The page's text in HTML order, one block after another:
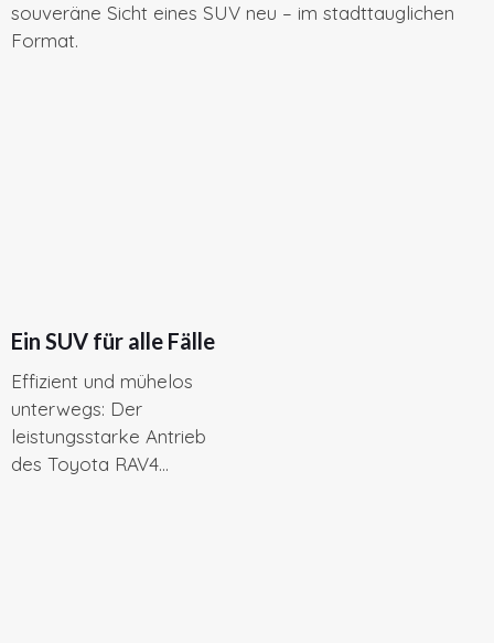
souveräne Sicht eines SUV neu – im stadttauglichen
Format.
Ein SUV für alle Fälle
Effizient und mühelos
unterwegs: Der
leistungsstarke Antrieb
des Toyota RAV4...